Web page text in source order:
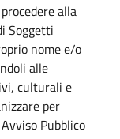
alla
Soggetti
nome e/o
alle
culturali e
per
Pubblico